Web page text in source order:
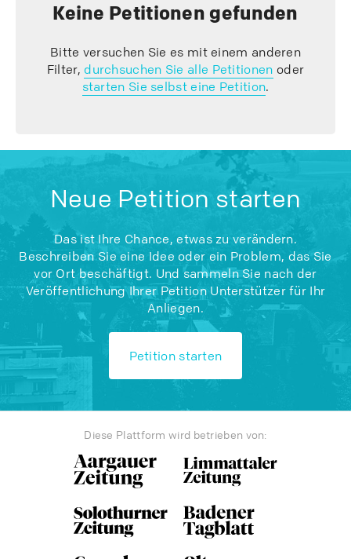
Keine Petitionen gefunden
Bitte versuchen Sie es mit einem anderen
Filter, durchsuchen Sie alle Petitionen oder
starten Sie selbst eine Petition.
Neue Petition starten
Das ist Ihre Chance, etwas zu verändern.
Beschreiben Sie eine Idee oder ein Problem, das Sie
vor Ort beschäftigt. Und sammeln Sie nach der
Veröffentlichung Ihrer Petition Unterstützer für Ihr
Anliegen.
Petition starten
Diese Plattform wird betrieben von: